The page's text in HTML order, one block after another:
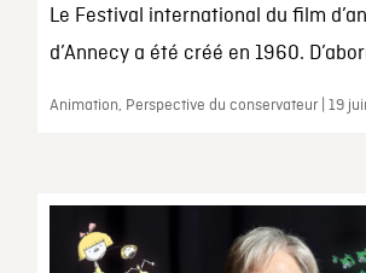
Le Festival international du film
d’Annecy a été créé en 1960.
Animation, Perspective du conservateur | 19